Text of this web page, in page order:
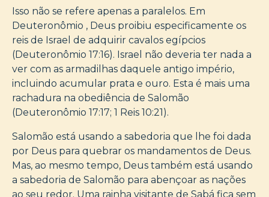
Isso não se refere apenas a paralelos. Em
Deuteronômio , Deus proibiu especificamente os
reis de Israel de adquirir cavalos egípcios
(Deuteronômio 17:16). Israel não deveria ter nada a
ver com as armadilhas daquele antigo império,
incluindo acumular prata e ouro. Esta é mais uma
rachadura na obediência de Salomão
(Deuteronômio 17:17; 1 Reis 10:21).
Salomão está usando a sabedoria que lhe foi dada
por Deus para quebrar os mandamentos de Deus.
Mas, ao mesmo tempo, Deus também está usando
a sabedoria de Salomão para abençoar as nações
ao seu redor. Uma rainha visitante de Sabá fica sem